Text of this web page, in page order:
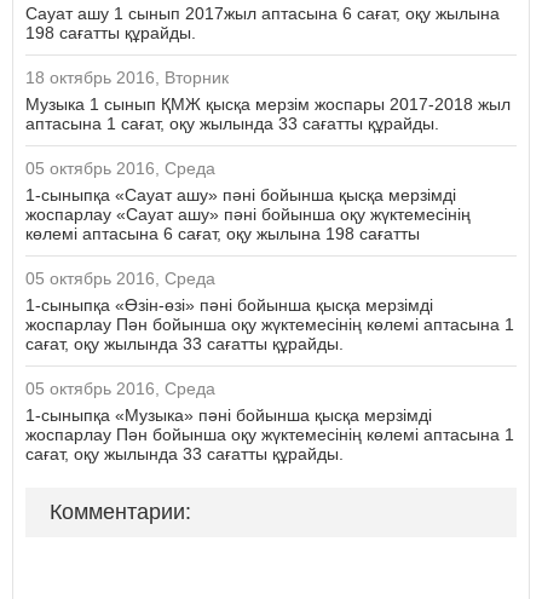
Сауат ашу 1 сынып 2017жыл аптасына 6 сағат, оқу жылына
198 сағатты құрайды.
18 октябрь 2016, Вторник
Музыка 1 сынып ҚМЖ қысқа мерзім жоспары 2017-2018 жыл
аптасына 1 сағат, оқу жылында 33 сағатты құрайды.
05 октябрь 2016, Среда
1-сыныпқа «Сауат ашу» пәні бойынша қысқа мерзімді
жоспарлау «Сауат ашу» пәні бойынша оқу жүктемесінің
көлемі аптасына 6 сағат, оқу жылына 198 сағатты
05 октябрь 2016, Среда
1-сыныпқа «Өзін-өзі» пәні бойынша қысқа мерзімді
жоспарлау Пән бойынша оқу жүктемесінің көлемі аптасына 1
сағат, оқу жылында 33 сағатты құрайды.
05 октябрь 2016, Среда
1-сыныпқа «Музыка» пәні бойынша қысқа мерзімді
жоспарлау Пән бойынша оқу жүктемесінің көлемі аптасына 1
сағат, оқу жылында 33 сағатты құрайды.
Комментарии: